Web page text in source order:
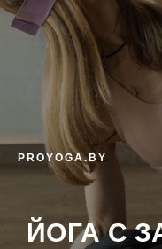
PROYOGA.BY
ЙОГА С